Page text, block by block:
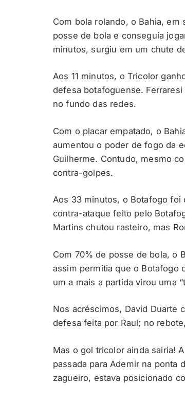
Com bola rolando, o Bahia,
posse de bola e conseguia
minutos, surgiu em um chute
Aos 11 minutos, o Tricolor
defesa botafoguense.
no fundo das redes.
Com o placar empatado, o
aumentou o poder de fogo da
Guilherme. Contudo, mesmo
contra-golpes.
Aos 33 minutos, o Botafogo foi
contra-ataque feito pelo
Martins chutou rasteiro, mas
Com 70% de posse de bola, o
assim permitia que o Botafogo
um a mais a partida virou uma
Nos acréscimos, David Duarte
defesa feita por Raul; no
Mas o gol tricolor ainda sairia!
passada para Ademir na ponta
zagueiro, estava posicionado